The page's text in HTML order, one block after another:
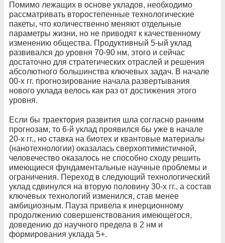
Помимо лежащих в основе укладов, необходимо
рассматривать второстепенные технологические
пакеты, что количественно меняют отдельные
параметры жизни, но не приводят к качественному
изменению общества. Продуктивный 5-ый уклад
развивался до уровня 70-90 нм, этого и сейчас
достаточно для стратегических отраслей и решения
абсолютного большинства ключевых задач. В начале
00-х гг. прогнозирование начала развертывания
нового уклада велось как раз от достижения этого
уровня.
Если бы траектория развития шла согласно ранним
прогнозам, то 6-й уклад проявился бы уже в начале
20-х гг., но ставка на биотех и квантовые материалы
(нанотехнологии) оказалась сверхоптимистичной,
человечество оказалось не способно сходу решить
имеющиеся фундаментальные научные проблемы и
ограничения. Переход в следующий технологический
уклад сдвинулся на вторую половину 30-х гг., а состав
ключевых технологий изменился, став менее
амбициозным. Пауза привела к инерционному
продолжению совершенствования имеющегося,
доведению до научного предела в 2 нм и
формирования уклада 5+.